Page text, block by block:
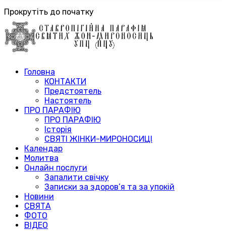
Прокрутіть до початку
Головна
КОНТАКТИ
Предстоятель
Настоятель
ПРО ПАРАФІЮ
ПРО ПАРАФІЮ
Історія
СВЯТІ ЖІНКИ-МИРОНОСИЦІ
Календар
Молитва
Онлайн послуги
Запалити свічку
Записки за здоров’я та за упокій
Новини
СВЯТА
ФОТО
ВІДЕО